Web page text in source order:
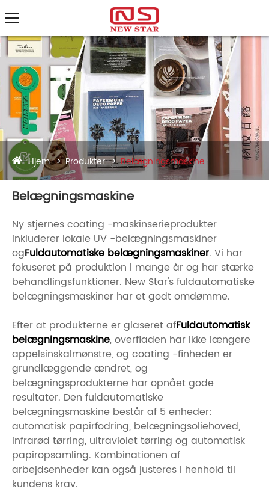
Hjem Produkter Belægningsmaskine
Belægningsmaskine
Ny stjernes coating -maskinserieprodukter
inkluderer lokale UV -belægningsmaskiner
ogFuldautomatiske belægningsmaskiner. Vi har
fokuseret på produktion i mange år og har stærke
behandlingsfunktioner. New Star's fuldautomatiske
belægningsmaskiner har et godt omdømme.
Efter at produkterne er glaseret afFuldautomatisk
belægningsmaskine, overfladen har ikke længere
appelsinskalmønstre, og coating -finheden er
grundlæggende ændret, og
belægningsprodukterne har opnået gode
resultater. Den fuldautomatiske
belægningsmaskine består af 5 enheder:
automatisk papirfodring, belægningsoliehoved,
infrarød tørring, ultraviolet tørring og automatisk
papiropsamling. Kombinationen af ​​
arbejdsenheder kan også justeres i henhold til
kundens krav.